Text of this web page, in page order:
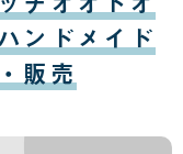
ンドメイド
販売